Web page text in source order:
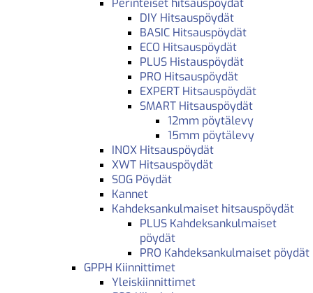
Perinteiset hitsauspöydät
DIY Hitsauspöydät
BASIC Hitsauspöydät
ECO Hitsauspöydät
PLUS Histauspöydät
PRO Hitsauspöydät
EXPERT Hitsauspöydät
SMART Hitsauspöydät
12mm pöytälevy
15mm pöytälevy
INOX Hitsauspöydät
XWT Hitsauspöydät
SOG Pöydät
Kannet
Kahdeksankulmaiset hitsauspöydät
PLUS Kahdeksankulmaiset
pöydät
PRO Kahdeksankulmaiset pöydät
GPPH Kiinnittimet
Yleiskiinnittimet